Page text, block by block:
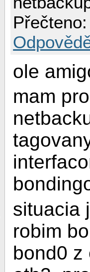
ole
mam
situacia
robim
bond0 z